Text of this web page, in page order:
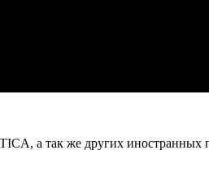
а так же других иностранных